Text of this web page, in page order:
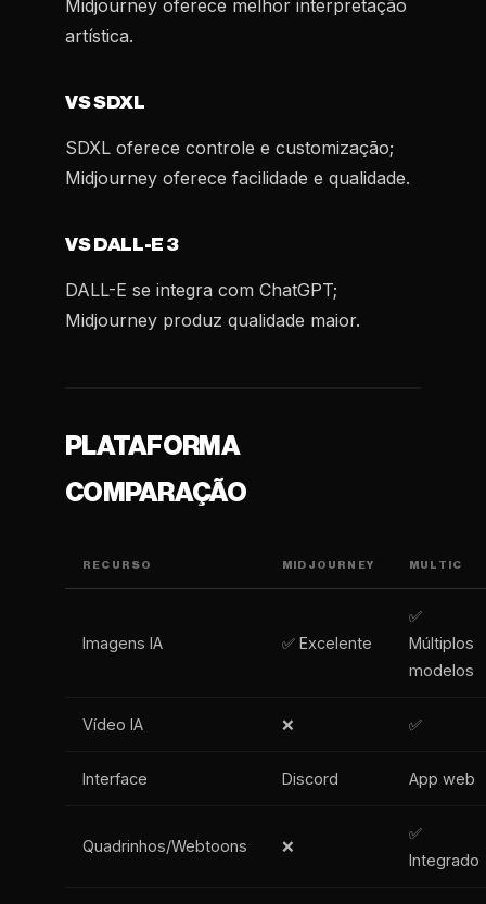
Midjourney oferece melhor interpretação
artística.
VS SDXL
SDXL oferece controle e customização;
Midjourney oferece facilidade e qualidade.
VS DALL-E 3
DALL-E se integra com ChatGPT;
Midjourney produz qualidade maior.
PLATAFORMA
COMPARAÇÃO
RECURSO MIDJOURNEY MULTIC
Imagens IA ✅ Excelente
✅
Múltiplos
modelos
Vídeo IA ❌ ✅
Interface Discord App web
Quadrinhos/Webtoons ❌
✅
Integrado